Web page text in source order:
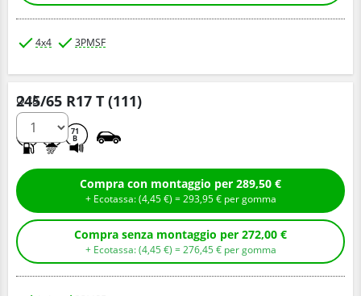
4x4 3PMSF
245/65 R17 T (111)
71
B
Q.tà
Compra con montaggio per 289,50 €
+ Ecotassa: (4,45€ ) =293,95€ per gomma
Compra senza montaggio per 272,00 €
+ Ecotassa: (4,45€ ) =276,45€ per gomma